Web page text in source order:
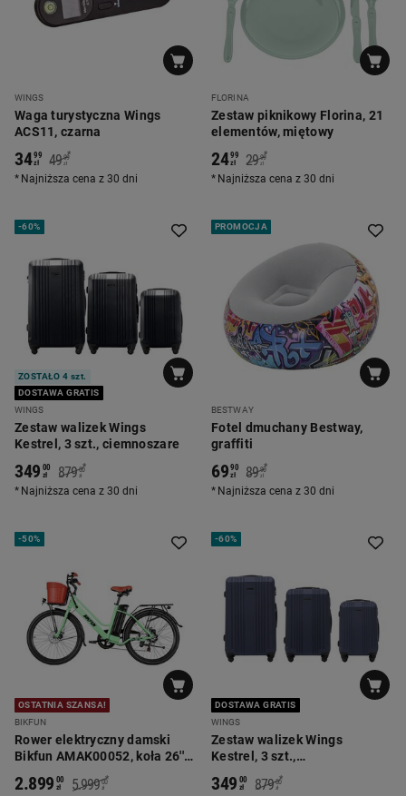
WINGS
Waga turystyczna Wings
ACS11, czarna
3499
zł 49 99
zł
*
Najniższa cena z 30 dni
FLORINA
Zestaw piknikowy Florina, 21
elementów, miętowy
2499
zł 29 99
zł
*
Najniższa cena z 30 dni
-60%
ZOSTAŁO 4 szt.
DOSTAWA GRATIS
WINGS
Zestaw walizek Wings
Kestrel, 3 szt., ciemnoszare
349 00
zł 879 00
zł
*
Najniższa cena z 30 dni
PROMOCJA
BESTWAY
Fotel dmuchany Bestway,
graffiti
6990
zł 89 90
zł
*
Najniższa cena z 30 dni
-50%
OSTATNIA SZANSA!
BIKFUN
Rower elektryczny damski
Bikfun AMAK00052, koła 26'',
2.899 00
zł 5.999 00
zł
*
-60%
DOSTAWA GRATIS
WINGS
Zestaw walizek Wings
Kestrel, 3 szt.,
ciemnoniebieskie
349 00
zł 879 00
zł
*